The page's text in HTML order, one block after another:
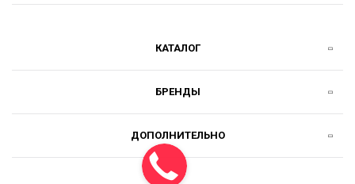
КАТАЛОГ
БРЕНДЫ
ДОПОЛНИТЕЛЬНО